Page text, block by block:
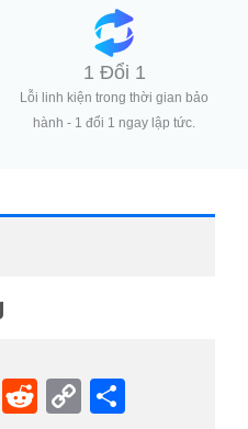
1 Đổi 1
Lỗi linh kiện trong thời gian bảo
hành - 1 đổi 1 ngay lập tức.
Li
R
C